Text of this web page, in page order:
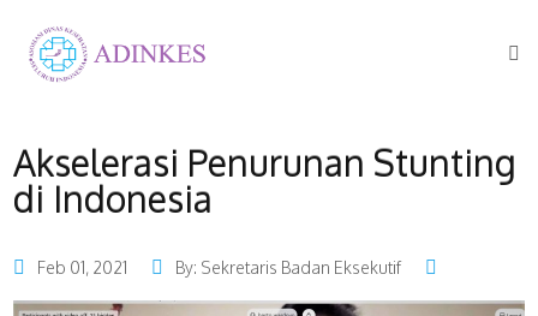
Akselerasi Penurunan Stunting
di Indonesia
Feb 01, 2021 By: Sekretaris Badan Eksekutif